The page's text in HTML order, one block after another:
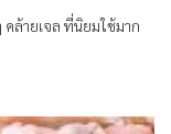
ล้ายเจล ที่นิยมใช้มาก